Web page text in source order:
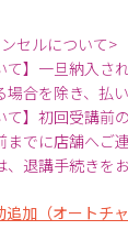
セルについて>
て】一旦納入さ
合を除き、払
て】初回受講前
でに店舗へご
退講手続きをお
追加（オートチ